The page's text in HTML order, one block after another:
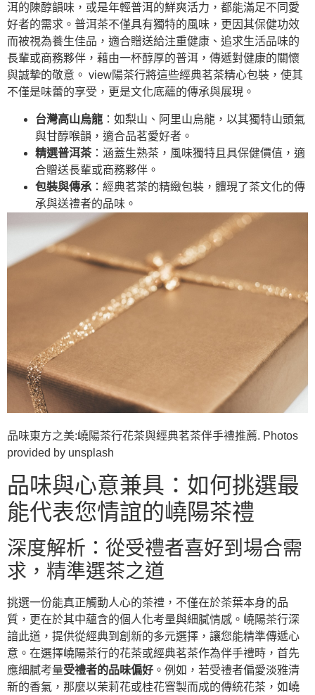
洱的陳醇韻味，或是年輕普洱的鮮爽活力，都能滿足不同愛
好者的需求。普洱茶不僅具有獨特的風味，更因其保健功效
而被視為養生佳品，適合贈送給注重健康、追求生活品味的
長輩或商務夥伴，藉由一杯醇厚的普洱，傳遞對健康的關懷
與誠摯的敬意。 view陽茶行將這些經典茗茶精心包裝，使其
不僅是味蕾的享受，更是文化底蘊的傳承與展現。
台灣高山烏龍 ：如梨山、阿里山烏龍，以其獨特山頭氣
與甘醇喉韻，適合品茗愛好者。
精選普洱茶：涵蓋生熟茶，風味獨特且具保健價值，適
合贈送長輩或商務夥伴。
包裝與傳承 ：經典茗茶的精緻包裝，體現了茶文化的傳
承與送禮者的品味。
品味東方之美:嶢陽茶行花茶與經典茗茶伴手禮推薦. Photos
provided by unsplash
品味與心意兼具：如何挑選最
能代表您情誼的嶢陽茶禮
深度解析：從受禮者喜好到場合需
求，精準選茶之道
挑選一份能真正觸動人心的茶禮，不僅在於茶葉本身的品
質，更在於其中蘊含的個人化考量與細膩情感。嶢陽茶行深
諳此道，提供從經典到創新的多元選擇，讓您能精準傳遞心
意。在選擇嶢陽茶行的花茶或經典茗茶作為伴手禮時，首先
應細膩考量受禮者的品味偏好 。例如，若受禮者偏愛淡雅清
新的香氣，那麼以茉莉花或桂花窨製而成的傳統花茶，如嶢